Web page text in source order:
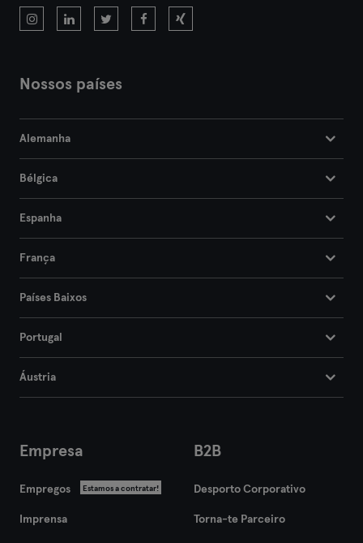
Nossos países
Alemanha
Bélgica
Espanha
França
Países Baixos
Portugal
Áustria
Empresa
Empregos Estamos a contratar!
Imprensa
B2B
Desporto Corporativo
Torna-te Parceiro